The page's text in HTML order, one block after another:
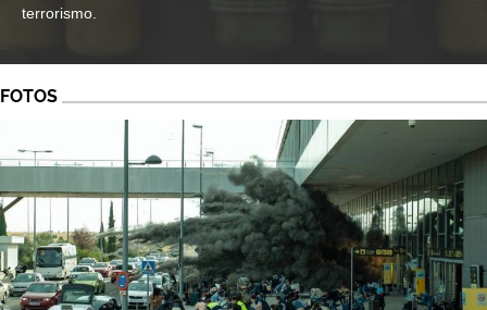
terrorismo.
FOTOS